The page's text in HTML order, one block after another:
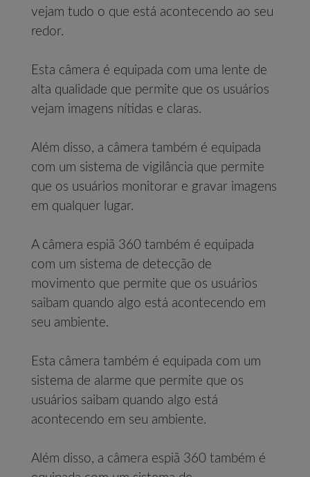
vejam tudo o que está acontecendo ao seu
redor.
Esta câmera é equipada com uma lente de
alta qualidade que permite que os usuários
vejam imagens nítidas e claras.
Além disso, a câmera também é equipada
com um sistema de vigilância que permite
que os usuários monitorar e gravar imagens
em qualquer lugar.
A câmera espiã 360 também é equipada
com um sistema de detecção de
movimento que permite que os usuários
saibam quando algo está acontecendo em
seu ambiente.
Esta câmera também é equipada com um
sistema de alarme que permite que os
usuários saibam quando algo está
acontecendo em seu ambiente.
Além disso, a câmera espiã 360 também é